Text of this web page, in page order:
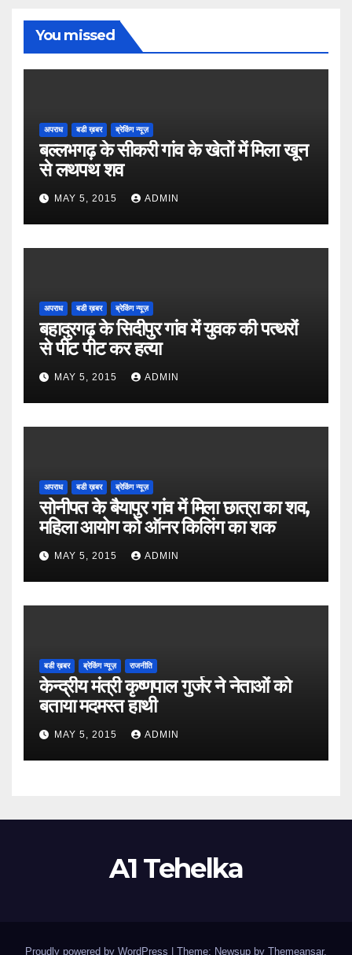
You missed
अपराध बडी ख़बर ब्रेकिंग न्यूज़
बल्लभगढ़ के सीकरी गांव के खेतों में मिला खून
से लथपथ शव
MAY 5, 2015 ADMIN
अपराध बडी ख़बर ब्रेकिंग न्यूज़
बहादुरगढ़ के सिदीपुर गांव में युवक की पत्थरों
से पीट पीट कर हत्या
MAY 5, 2015 ADMIN
अपराध बडी ख़बर ब्रेकिंग न्यूज़
सोनीपत के बैयापुर गांव में मिला छात्रा का शव,
महिला आयोग को ऑनर किलिंग का शक
MAY 5, 2015 ADMIN
बडी ख़बर ब्रेकिंग न्यूज़ राजनीति
केन्द्रीय मंत्री कृष्णपाल गुर्जर ने नेताओं को
बताया मदमस्त हाथी
MAY 5, 2015 ADMIN
A1 Tehelka
Proudly powered by WordPress Theme: Newsup by Themeansar.